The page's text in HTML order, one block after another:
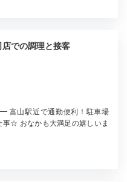
店での調理と接客
近で通勤便利！駐車場
事☆ おなかも大満足の嬉しいま